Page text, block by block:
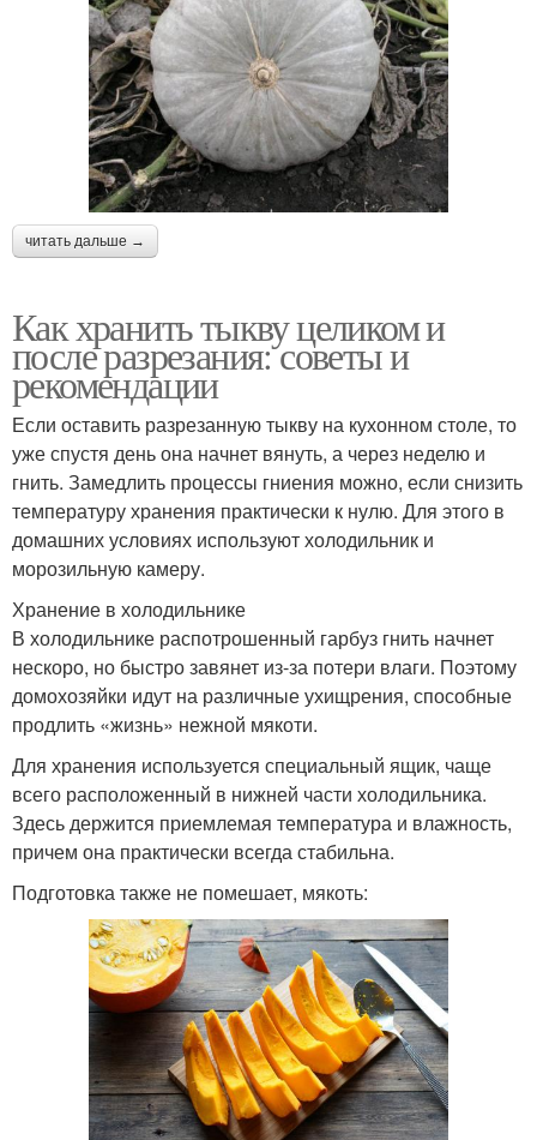
читать дальше →
Как хранить тыкву целиком и
после разрезания: советы и
рекомендации
Если оставить разрезанную тыкву на кухонном столе, то
уже спустя день она начнет вянуть, а через неделю и
гнить. Замедлить процессы гниения можно, если снизить
температуру хранения практически к нулю. Для этого в
домашних условиях используют холодильник и
морозильную камеру.
Хранение в холодильнике
В холодильнике распотрошенный гарбуз гнить начнет
нескоро, но быстро завянет из-за потери влаги. Поэтому
домохозяйки идут на различные ухищрения, способные
продлить «жизнь» нежной мякоти.
Для хранения используется специальный ящик, чаще
всего расположенный в нижней части холодильника.
Здесь держится приемлемая температура и влажность,
причем она практически всегда стабильна.
Подготовка также не помешает, мякоть: